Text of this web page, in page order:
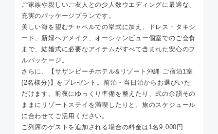
ご家族や親しいご友人との少人数ウエディングに最適な、
充実のパッケージプランです。
美しい海を望むチャペルでの挙式に加え、ドレス・タキシ
ード、新婦ヘアメイク、オーシャンビュー個室でのご会食
まで、結婚式に必要なアイテムがすべて含まれた安心のフ
ルパッケージ。
さらに、【サザンビーチホテル&リゾート沖縄 ご宿泊1室
(2名様分)】をプレゼント。前泊・当日泊からお選びいた
だけます。前夜にゆっくり準備を整えたり、式の余韻その
ままにリゾートステイを満喫したりと、旅のスケジュール
に合わせてご活用ください。
ご列席のゲストを追加される場合の料金は1名9,000円